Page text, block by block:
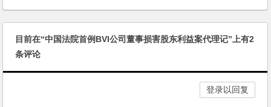
件二审民事判决书
目前在“中国法院首例BVI公司董事损害股东利益案代理记”上有2
条评论
登录以回复